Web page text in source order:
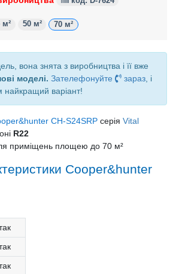
м² 50 м² 70 м²
вона знята з виробництва і її вже
моделі. Зателефонуйте зараз , і
варіант!
CH-S24SRP серія Vital
R22
приміщень площею до 70 м²
Cooper&hunter